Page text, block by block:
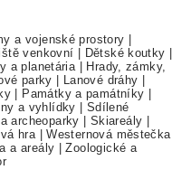
a vojenské prostory
venkovní Dětské koutky
a planetária|
Hrady, zámky,
parky Lanové dráhy
Památky a památníky
a vyhlídky
Sdílené
archeoparky Skiareály
hra|Westernová městečka
a areály |Zoologické a